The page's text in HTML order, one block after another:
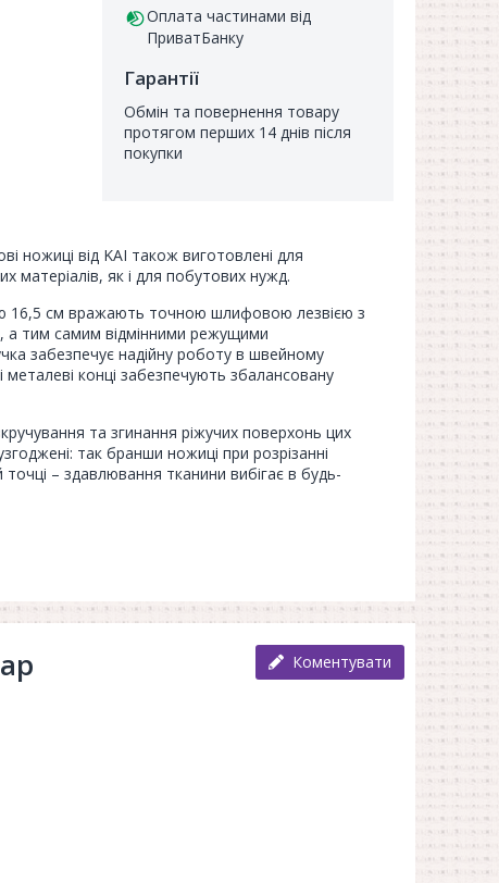
Оплата частинами від
ПриватБанку
Гарантії
Обмін та повернення товару
протягом перших 14 днів після
покупки
ножиці від KAI також виготовлені для
матеріалів, як і для побутових нужд.
16,5 см вражають точною шлифовою лезвією з
а тим самим відмінними режущими
забезпечує надійну роботу в швейному
металеві конці забезпечують збалансовану
та згинання ріжучих поверхонь цих
так бранши ножиці при розрізанні
точці – здавлювання тканини вибігає в будь-
Коментувати